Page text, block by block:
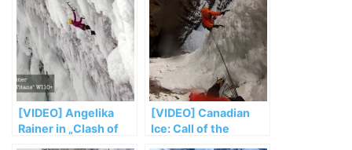
[VIDEO] Angelika
Rainer in „Clash of
[VIDEO] Canadian
Ice: Call of the